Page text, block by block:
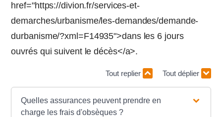
href="https://divion.fr/services-et-
demarches/urbanisme/les-demandes/demande-
durbanisme/?xml=F14935">dans les 6 jours
ouvrés qui suivent le décès</a>.
Tout replier Tout déplier
Quelles assurances peuvent prendre en
charge les frais d'obsèques ?